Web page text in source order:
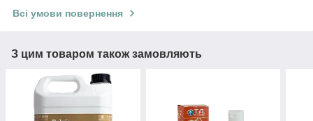
Всі умови повернення
З цим товаром також замовляють